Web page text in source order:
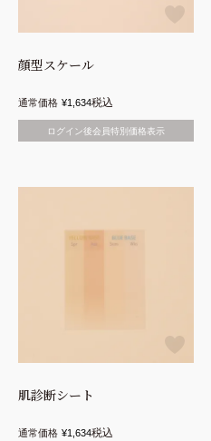
顔型スケール
通常価格 ¥1,634税込
ログイン後会員特別価格表示
肌診断シート
通常価格 ¥1,634税込